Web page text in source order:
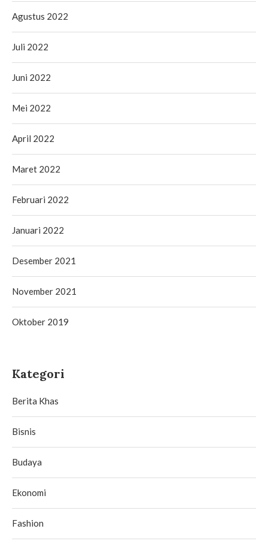
Agustus 2022
Juli 2022
Juni 2022
Mei 2022
April 2022
Maret 2022
Februari 2022
Januari 2022
Desember 2021
November 2021
Oktober 2019
Kategori
Berita Khas
Bisnis
Budaya
Ekonomi
Fashion